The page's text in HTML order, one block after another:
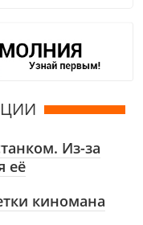
Из-за
её
киномана